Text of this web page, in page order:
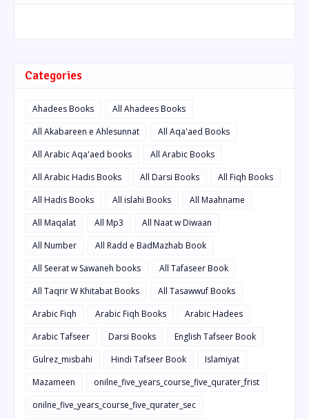
Categories
Ahadees Books
All Ahadees Books
All Akabareen e Ahlesunnat
All Aqa'aed Books
All Arabic Aqa'aed books
All Arabic Books
All Arabic Hadis Books
All Darsi Books
All Fiqh Books
All Hadis Books
All islahi Books
All Maahname
All Maqalat
All Mp3
All Naat w Diwaan
All Number
All Radd e BadMazhab Book
All Seerat w Sawaneh books
All Tafaseer Book
All Taqrir W Khitabat Books
All Tasawwuf Books
Arabic Fiqh
Arabic Fiqh Books
Arabic Hadees
Arabic Tafseer
Darsi Books
English Tafseer Book
Gulrez_misbahi
Hindi Tafseer Book
Islamiyat
Mazameen
onilne_five_years_course_five_qurater_frist
onilne_five_years_course_five_qurater_sec